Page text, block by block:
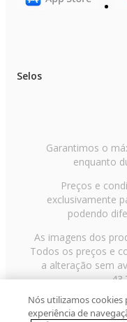
Selos
Garantimos o
enquanto
Preços e
exclusivamente
podendo
As imagens dos
Todos os preços e
a alteração sem
Avenida Zaki Narchi,
Paulo/SP, CEP
Nós utilizamos
experiência de